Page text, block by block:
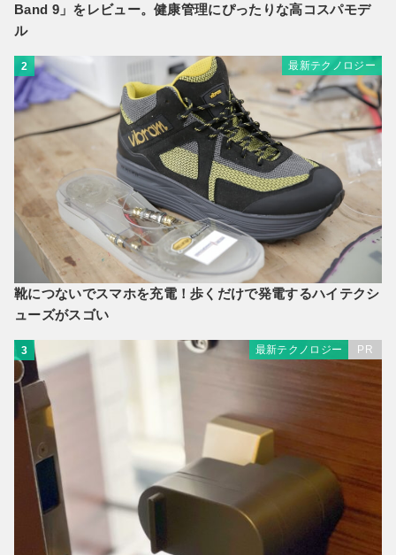
Band 9」をレビュー。健康管理にぴったりな高コスパモデ
ル
2 最新テクノロジー
靴につないでスマホを充電！歩くだけで発電するハイテクシ
ューズがスゴい
3 最新テクノロジー PR